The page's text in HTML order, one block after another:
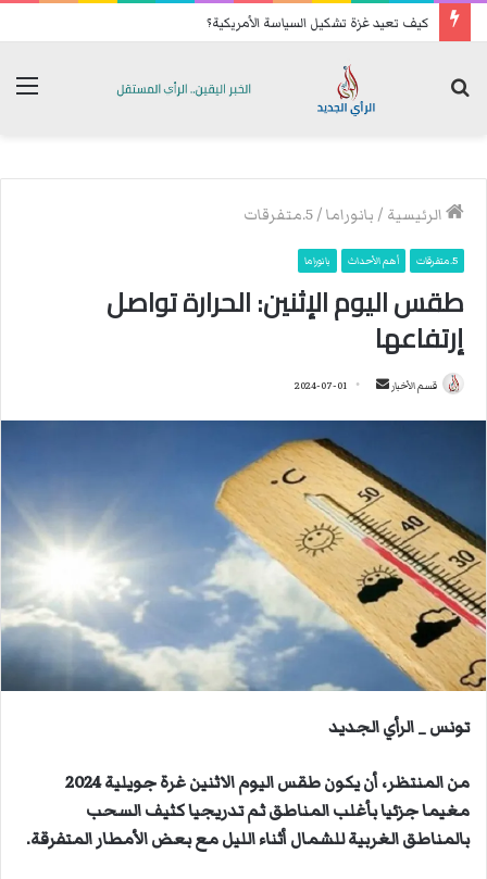
كيف تعيد غزة تشكيل السياسة الأمريكية؟
الرئيسية /بانوراما/5.متفرقات
5.متفرقات أهم الأحداث بانوراما
طقس اليوم الإثنين: الحرارة تواصل
إرتفاعها
قسم الأخبار
ل
ب
ر
ي
د
إ
ل
ر
ن
2024-07-01
تونس _ الرأي الجديد
من المنتظر، أن يكون طقس اليوم الاثنين غرة جويلية 2024
مغيما جزئيا بأغلب المناطق ثم تدريجيا كثيف السحب
بالمناطق الغربية للشمال أثناء الليل مع بعض الأمطار المتفرقة.